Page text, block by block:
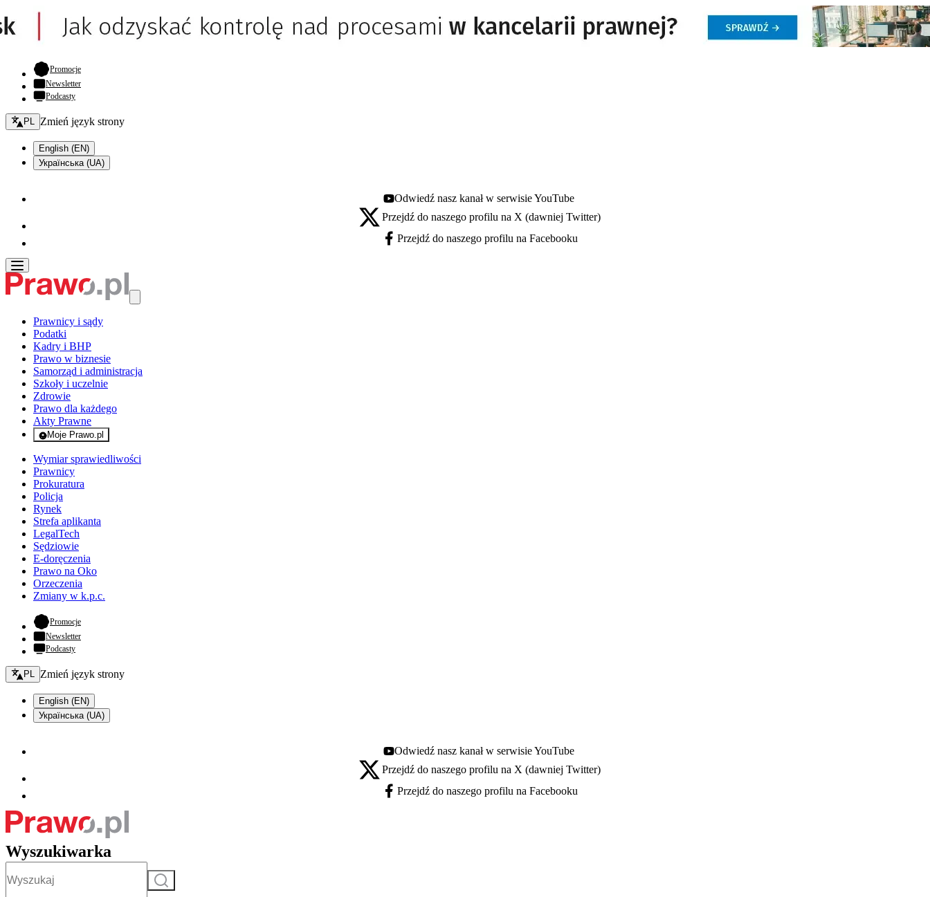
Promocje- otwiera się w nowej karcie
Newsletter
Podcasty
Zmień język - bieżący:
PL Zmień język strony
English (EN)
Українська (UA)
Youtube - otwiera się w nowej karcie
Odwiedź nasz kanał w serwisie YouTube
X - otwiera się w nowej karcie
Przejdź do naszego profilu na X (dawniej Twitter)
Facebook - otwiera się w nowej karcie
Przejdź do naszego profilu na Facebooku
Prawnicy i sądy
Podatki
Kadry i BHP
Prawo w biznesie
Samorząd i administracja
Szkoły i uczelnie
Zdrowie
Prawo dla każdego
Akty Prawne
Moje Prawo.pl
- rejestracja i logowanie do serwisu
Wymiar sprawiedliwości
Prawnicy
Prokuratura
Policja
Rynek
Strefa aplikanta
LegalTech
Sędziowie
E-doręczenia
Prawo na Oko
Orzeczenia
Zmiany w k.p.c.
Promocje- otwiera się w nowej karcie
Newsletter
Podcasty
Zmień język - bieżący:
PL Zmień język strony
English (EN)
Українська (UA)
Youtube - otwiera się w nowej karcie
Odwiedź nasz kanał w serwisie YouTube
X - otwiera się w nowej karcie
Przejdź do naszego profilu na X (dawniej Twitter)
Facebook - otwiera się w nowej karcie
Przejdź do naszego profilu na Facebooku
Wyszukiwarka
Szukaj